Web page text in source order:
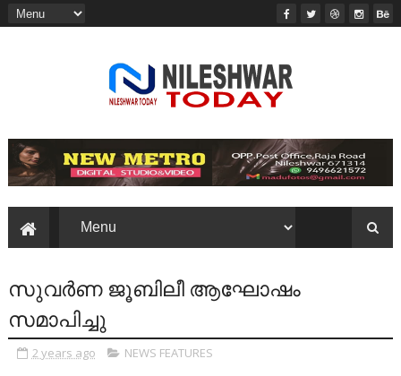
സുവർണ ജൂബിലീ ആഘോഷം
സമാപിച്ചു
2 years ago NEWS FEATURES